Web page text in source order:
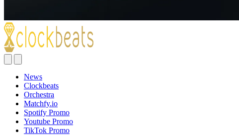
News
Clockbeats
Orchestra
Matchfy.io
Spotify Promo
Youtube Promo
TikTok Promo